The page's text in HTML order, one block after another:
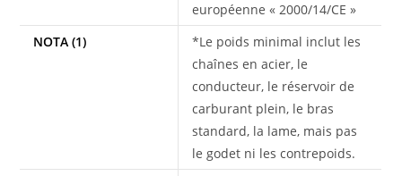
européenne « 2000/14/CE »
NOTA (1)
*Le poids minimal inclut les
chaînes en acier, le
conducteur, le réservoir de
carburant plein, le bras
standard, la lame, mais pas
le godet ni les contrepoids.